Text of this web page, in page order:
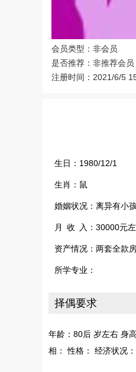
会员类型：非会员
是否推荐：非推荐会员
注册时间：2021/6/5
生日：1980/12/1
生肖：鼠
婚姻状况：离异有小
月 收 入：30000元
资产情况：两套全款
所学专业：
择偶要求
年龄：80后 岁左右 身
相： 性格： 经济状况